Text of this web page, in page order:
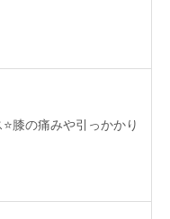
膝の痛みや引っかかり